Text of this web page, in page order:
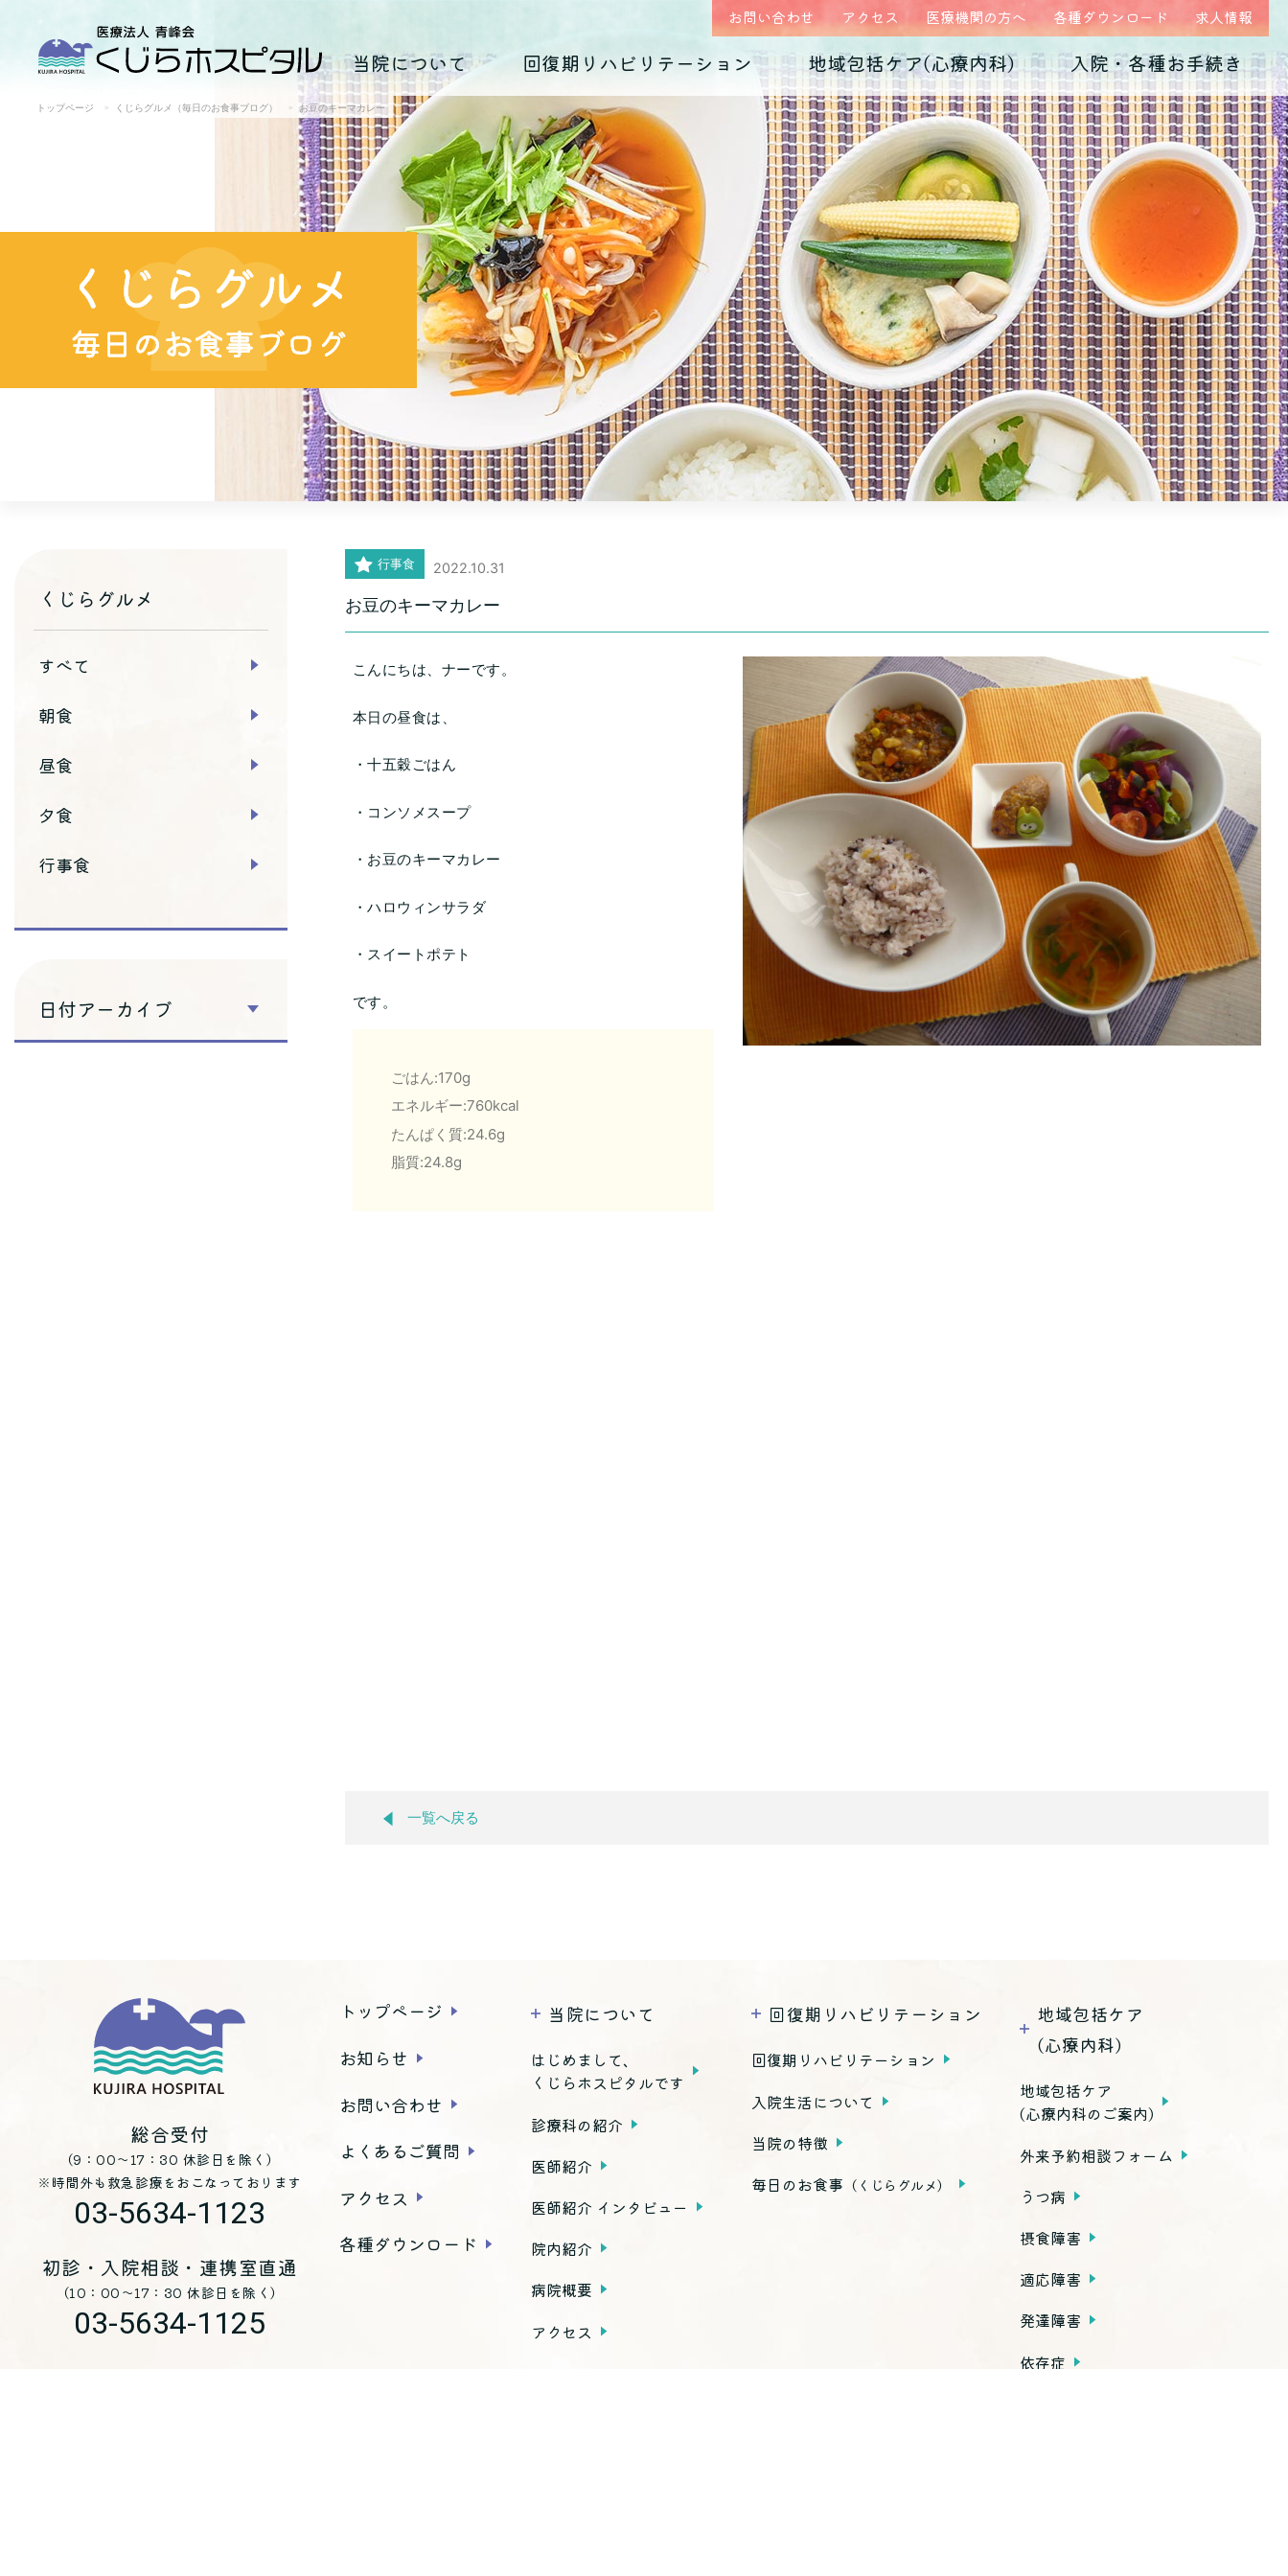
お問い合わせ アクセス 医療機関の方へ 各種ダウンロード 求人情報
当院について 回復期リハビリテーション 地域包括ケア(心療内科) 入院・各種お手続き
はじめまして、
くじらホスピタルです
診療科の紹介 医師紹介
医師紹介 インタビュー 院内紹介
病院概要
アクセス
回復期リハビリテーション 入院生活について
当院の特徴
毎日のお食事（くじらグルメ）
地域包括ケア(心療内科)のご案内 外来予約相談フォーム
うつ病
摂食障害
適応障害
発達障害
依存症
子育て不安・虐待
思春期の問題
老年期の問題 高次脳機能障害
入院のご案内 各種ダウンロード 診断書・証明書
トップページ くじらグルメ（毎日のお食事ブログ） お豆のキーマカレー
行事食 2022.10.31
お豆のキーマカレー
こんにちは、ナーです。
本日の昼食は、
・十五穀ごはん
・コンソメスープ
・お豆のキーマカレー
・ハロウィンサラダ
・スイートポテト
です。
ごはん:170g
エネルギー:760kcal
たんぱく質:24.6g
脂質:24.8g
一覧へ戻る
くじらグルメ
すべて
朝食
昼食
夕食
行事食
日付アーカイブ
総合受付
（9：00～17：30 休診日を除く）
※時間外も救急診療をおこなっております
03-5634-1123
初診・入院相談・連携室直通
（10：00～17：30 休診日を除く）
03-5634-1125
トップページ
お知らせ
お問い合わせ
よくあるご質問
アクセス
各種ダウンロード
当院について
はじめまして、
くじらホスピタルです
診療科の紹介
医師紹介
医師紹介 インタビュー
院内紹介
病院概要
アクセス
回復期リハビリテーション
回復期リハビリテーション
入院生活について
当院の特徴
毎日のお食事 （くじらグルメ）
地域包括ケア
(心療内科)
地域包括ケア
(心療内科のご案内)
外来予約相談フォーム
うつ病
摂食障害
適応障害
発達障害
依存症